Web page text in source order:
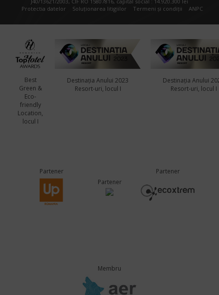
Protectia datelor
Soluționarea litigiilor Termeni și condiții ANPC
Best
Green &
Eco-
friendly
Location,
locul I
Destinația Anului 2023
Resort-uri, locul I
Destinația Anului
Resort-uri, locul I
Partener
Partener
Partener
Membru